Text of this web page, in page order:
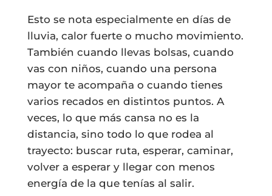
Esto se nota especialmente en días de
lluvia, calor fuerte o mucho movimiento.
También cuando llevas bolsas, cuando
vas con niños, cuando una persona
mayor te acompaña o cuando tienes
varios recados en distintos puntos. A
veces, lo que más cansa no es la
distancia, sino todo lo que rodea al
trayecto: buscar ruta, esperar, caminar,
volver a esperar y llegar con menos
energía de la que tenías al salir.